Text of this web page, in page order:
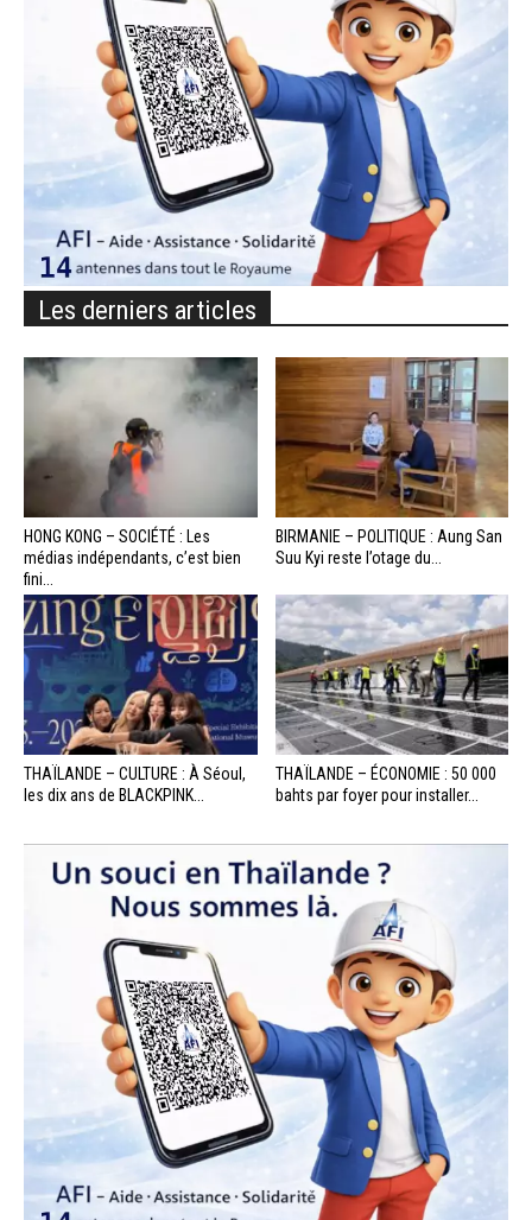
Les derniers articles
HONG KONG – SOCIÉTÉ : Les
médias indépendants, c’est bien
fini...
BIRMANIE – POLITIQUE : Aung San
Suu Kyi reste l’otage du...
THAÏLANDE – CULTURE : À Séoul,
les dix ans de BLACKPINK...
THAÏLANDE – ÉCONOMIE : 50 000
bahts par foyer pour installer...